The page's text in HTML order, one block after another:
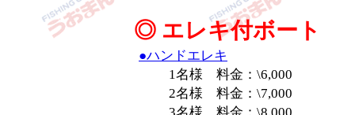
◎ エレキ付ボート
●ハンドエレキ
1名様 料金：\6,000
2名様 料金：\7,000
3名様 料金：\8,000